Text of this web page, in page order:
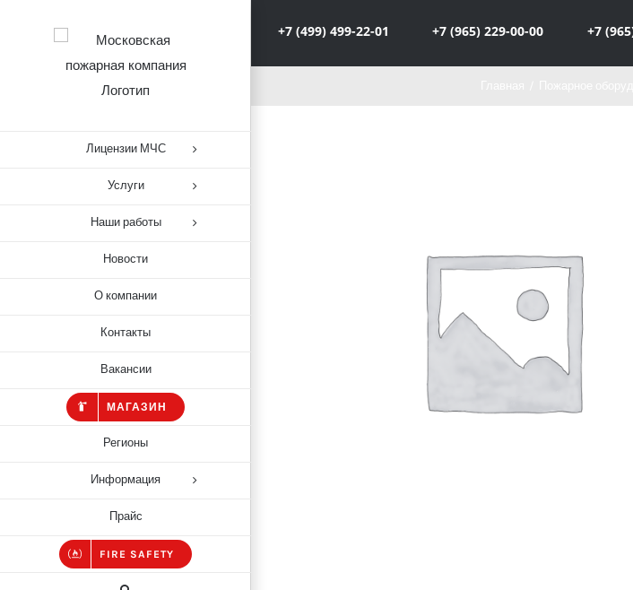
Лицензии МЧС
Услуги
Наши работы
Новости
О компании
Контакты
Вакансии
МАГАЗИН
Регионы
Информация
Прайс
FIRE SAFETY
+7 (499) 499-22-01 +7 (965) 229-00-00 +7